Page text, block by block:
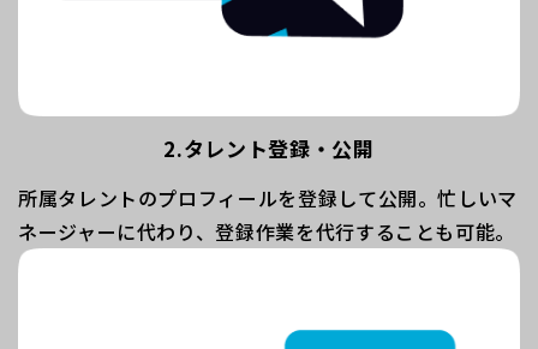
2.タレント登録・公開
所属タレントのプロフィールを登録して公開。忙しいマ
ネージャーに代わり、登録作業を代行することも可能。